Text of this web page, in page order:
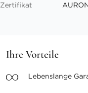
Zertifikat
Ihre Vorteile
Lebenslange